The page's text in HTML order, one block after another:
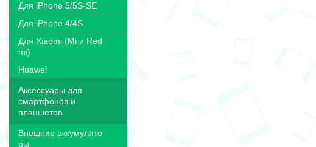
Для iPhone 5/5S-SE
Для iPhone 4/4S
Для Xiaomi (Mi и Red
mi)
Huawei
Аксессуары для
смартфонов и
планшетов
Внешние аккумулято
ры